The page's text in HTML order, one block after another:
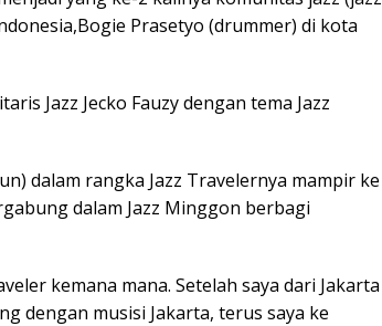
Prasetyo (drummer) di kota
Jazz Jecko Fauzy dengan tema Jazz
dalam rangka Jazz Travelernya mampir ke
dalam Jazz Minggon berbagi
kemana mana. Setelah saya dari Jakarta
dengan musisi Jakarta, terus saya ke